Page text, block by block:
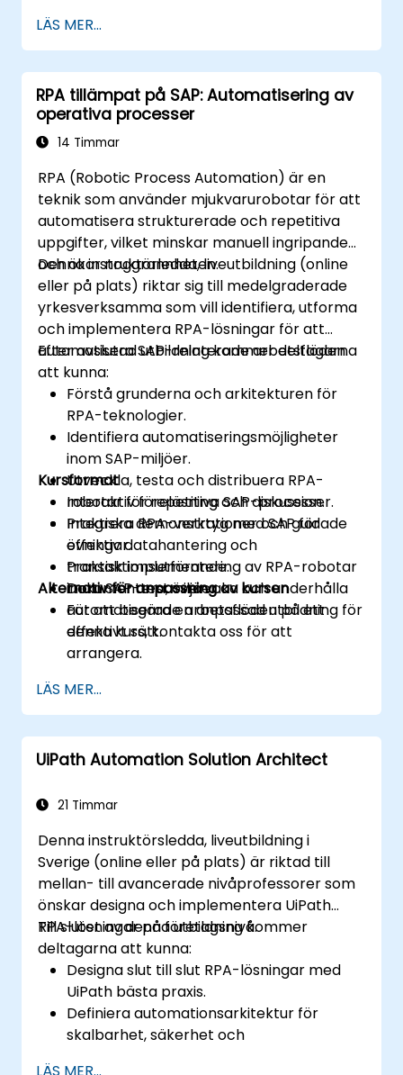
Lär sig avancerade
botutvecklingskompetenser som kognitiv
automatisering, arbetande med AI-
komponenter och integration av skript
för komplexa automatiseringsscenarier.
LÄS MER...
RPA tillämpat på SAP: Automatisering av
operativa processer
14 Timmar
RPA (Robotic Process Automation) är en
teknik som använder mjukvarurobotar för att
automatisera strukturerade och repetitiva
uppgifter, vilket minskar manuell ingripande
och ökar noggrannheten.
Denna instruktörledda, liveutbildning (online
eller på plats) riktar sig till medelgraderade
yrkesverksamma som vill identifiera, utforma
och implementera RPA-lösningar för att
automatisera SAP-relaterade arbetsflöden.
Efter avslutad utbildning kommer deltagarna
att kunna:
Förstå grunderna och arkitekturen för
RPA-teknologier.
Identifiera automatiseringsmöjligheter
inom SAP-miljöer.
Utveckla, testa och distribuera RPA-
robotar för repetitiva SAP-processer.
Integrera RPA-verktyg med SAP för
effektiv datahantering och
transaktionsutförande.
Dokumentera, övervaka och underhålla
automatiserade arbetsflöden på ett
effektivt sätt.
Kursformat
Interaktiv föreläsning och diskussion.
Praktiska demonstrationer och guidade
övningar.
Praktisk implementering av RPA-robotar
inom SAP-testmiljöer.
Alternativ för anpassning av kursen
För att begära en anpassad utbildning för
denna kurs, kontakta oss för att
arrangera.
LÄS MER...
UiPath Automation Solution Architect
21 Timmar
Denna instruktörsledda, liveutbildning i
Sverige (online eller på plats) är riktad till
mellan- till avancerade nivåprofessorer som
önskar designa och implementera UiPath
RPA-lösningar på företagsnivå.
Till slutet av denna utbildning kommer
deltagarna att kunna:
Designa slut till slut RPA-lösningar med
UiPath bästa praxis.
Definiera automationsarkitektur för
skalbarhet, säkerhet och
LÄS MER...